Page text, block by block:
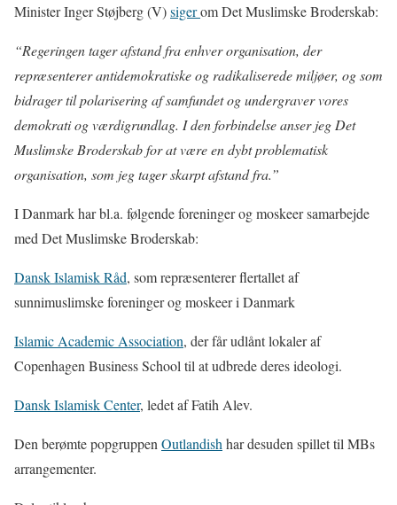
Minister Inger Støjberg (V)sigerom Det Muslimske Broderskab:
“Regeringen tager afstand fra enhver organisation, der
repræsenterer antidemokratiske og radikaliserede miljøer, og som
bidrager til polarisering af samfundet og undergraver vores
demokrati og værdigrundlag. I den forbindelse anser jeg Det
Muslimske Broderskab for at være en dybt problematisk
organisation, som jeg tager skarpt afstand fra.”
I Danmark har bl.a. følgende foreninger og moskeer samarbejde
med Det Muslimske Broderskab:
Dansk Islamisk Råd, som repræsenterer flertallet af
sunnimuslimske foreninger og moskeer i Danmark
Islamic Academic Association, der får udlånt lokaler af
Copenhagen Business School til at udbrede deres ideologi.
Dansk Islamisk Center, ledet af Fatih Alev.
Den berømte popgruppen Outlandish har desuden spillet til MBs
arrangementer.